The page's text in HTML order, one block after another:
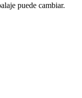
puede cambiar.